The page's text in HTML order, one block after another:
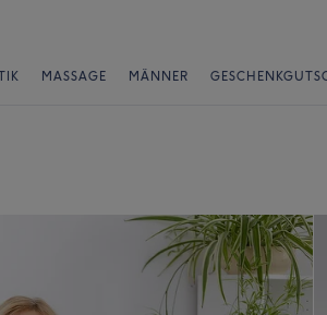
MASSAGE MÄNNER